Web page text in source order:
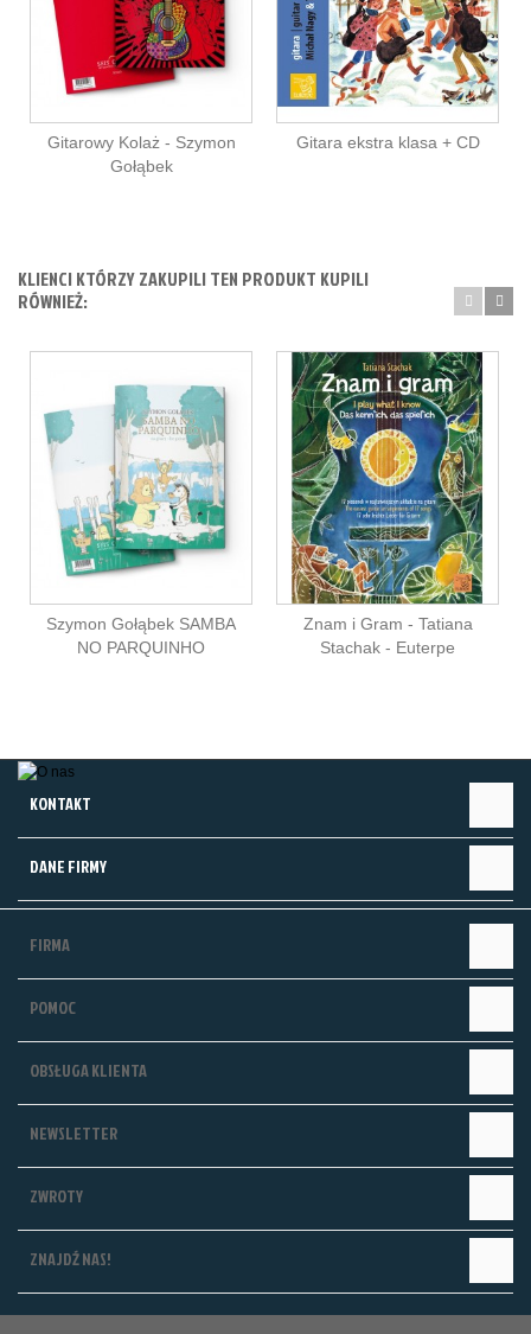
Gitarowy Kolaż - Szymon
Gołąbek
Gitara ekstra klasa + CD
KLIENCI KTÓRZY ZAKUPILI TEN PRODUKT KUPILI
RÓWNIEŻ:
Szymon Gołąbek SAMBA
NO PARQUINHO
Znam i Gram - Tatiana
Stachak - Euterpe
KONTAKT
DANE FIRMY
FIRMA
POMOC
OBSŁUGA KLIENTA
NEWSLETTER
ZWROTY
ZNAJDŹ NAS!